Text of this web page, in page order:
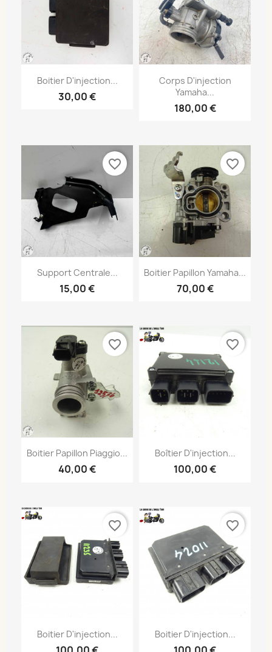
Boitier D'injection...
30,00 €
Corps D'injection
Yamaha...
180,00 €
Support Centrale...
15,00 €
favorite_border
Boitier Papillon Yamaha...
70,00 €
favorite_border
Boitier Papillon Piaggio...
40,00 €
favorite_border
Boîtier D'injection...
100,00 €
favorite_border
Boitier D'injection...
favorite_border
Boitier D'injection...
favorite_border